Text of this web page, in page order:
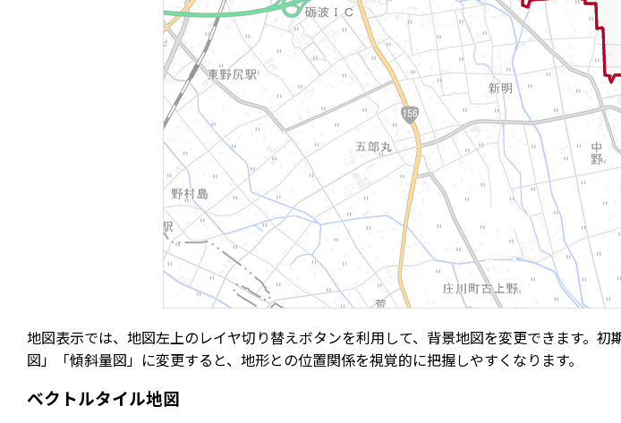
地図表示では、地図左上のレイヤ切り替えボタンを利用して、背景地図を変更できます。
図」「傾斜量図」に変更すると、地形との位置関係を視覚的に把握しやすくなります。
ベクトルタイル地図